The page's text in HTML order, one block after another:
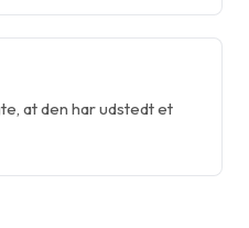
at den har udstedt et